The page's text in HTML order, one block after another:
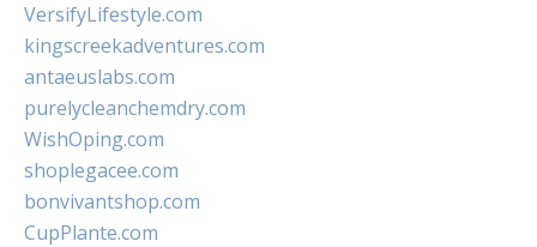
VersifyLifestyle.com
kingscreekadventures.com
antaeuslabs.com
purelycleanchemdry.com
WishOping.com
shoplegacee.com
bonvivantshop.com
CupPlante.com